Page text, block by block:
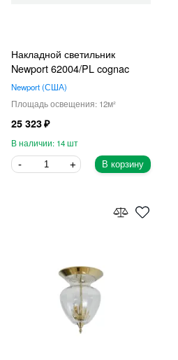
Накладной светильник
Newport 62004/PL cognac
Newport США
12
25 323
14
В корзину